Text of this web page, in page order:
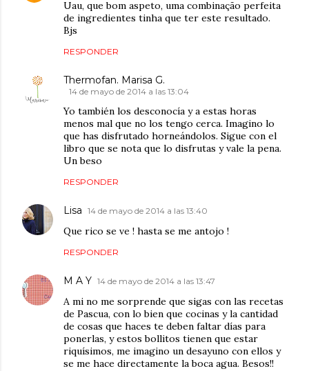
Uau, que bom aspeto, uma combinação perfeita
de ingredientes tinha que ter este resultado.
Bjs
RESPONDER
Thermofan. Marisa G.
14 de mayo de 2014 a las 13:04
Yo también los desconocía y a estas horas
menos mal que no los tengo cerca. Imagino lo
que has disfrutado horneándolos. Sigue con el
libro que se nota que lo disfrutas y vale la pena.
Un beso
RESPONDER
Lisa 14 de mayo de 2014 a las 13:40
Que rico se ve ! hasta se me antojo !
RESPONDER
M A Y 14 de mayo de 2014 a las 13:47
A mi no me sorprende que sigas con las recetas
de Pascua, con lo bien que cocinas y la cantidad
de cosas que haces te deben faltar días para
ponerlas, y estos bollitos tienen que estar
riquísimos, me imagino un desayuno con ellos y
se me hace directamente la boca agua. Besos!!